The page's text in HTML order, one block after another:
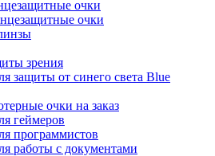
очки
очки
зрения
защиты от синего света Blue
очки на заказ
геймеров
программистов
работы с документами